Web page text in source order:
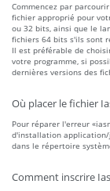
Commencez par
fichier approprié pour
ou 32 bits, ainsi que le
fichiers 64 bits s'ils sont
Il est préférable de
votre programme, si
dernières versions des
Où placer le fichier
Pour réparer l'erreur
d'installation application/
dans le répertoire
Comment inscrire